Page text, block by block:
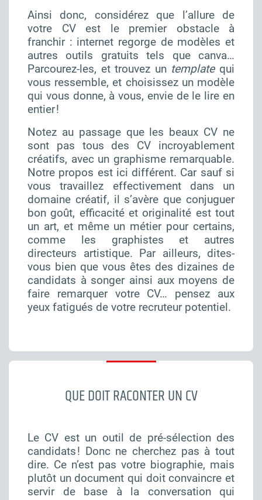
Ainsi donc, considérez que l’allure de
votre CV est le premier obstacle à
franchir : internet regorge de modèles et
autres outils gratuits tels que canva…
Parcourez-les, et trouvez un templatequi
vous ressemble, et choisissez un modèle
qui vous donne, à vous, envie de le lire en
entier !
Notez au passage que les beaux CV ne
sont pas tous des CV incroyablement
créatifs, avec un graphisme remarquable.
Notre propos est ici différent. Car sauf si
vous travaillez effectivement dans un
domaine créatif, il s’avère que conjuguer
bon goût, efficacité et originalité est tout
un art, et même un métier pour certains,
comme les graphistes et autres
directeurs artistique. Par ailleurs, dites-
vous bien que vous êtes des dizaines de
candidats à songer ainsi aux moyens de
faire remarquer votre CV… pensez aux
yeux fatigués de votre recruteur potentiel.
QUE DOIT RACONTER UN CV
Le CV est un outil de pré-sélection des
candidats ! Donc ne cherchez pas à tout
dire. Ce n’est pas votre biographie, mais
plutôt un document qui doit convaincre et
servir de base à la conversation qui